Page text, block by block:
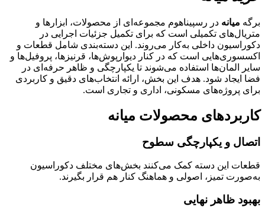
برگه میانه در رسپیناهوم مجموعه‌ای از محصولات، ابزارها و
متریال‌های تکمیلی است که برای تکمیل جزئیات اجرایی در
دکوراسیون داخلی به‌کار می‌روند. این دسته‌بندی شامل قطعات و
اکسسوری‌هایی است که در کنار دیوارپوش‌ها، قرنیزها، پروفیل‌ها و
سایر المان‌ها استفاده می‌شوند تا یکپارچگی و ظاهر حرفه‌ای در
فضا ایجاد شود. هدف این بخش، ارائه انتخاب‌های دقیق و کاربردی
برای پروژه‌های مسکونی، اداری و تجاری است.
کاربردهای محصولات میانه
اتصال و یکپارچگی سطوح
قطعات این دسته کمک می‌کنند بخش‌های مختلف دکوراسیون
به‌صورت تمیز، اصولی و هماهنگ کنار هم قرار بگیرند.
بهبود ظاهر نهایی